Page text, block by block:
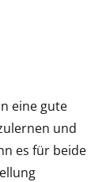
eine gute
und
es für beide